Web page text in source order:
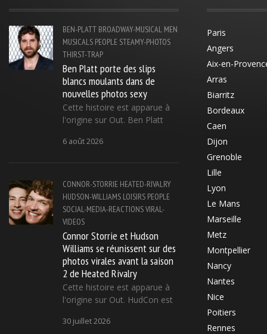
BEN-PLATT BROADWAY-MUSICAL MEN
MUSICALS PEOPLE STEAMY-PHOTOS
THIRST-TRAP
Ben Platt porte des slips
blancs moulants dans de
nouvelles photos sexy
Cette histoire est apparue à
l'origine sur Out. Ben Platt
6 août 2026
CONNOR-STORRIE HEATED-RIVALRY
HUDSON-WILLIAMS LOISIRS PEOPLE
SOCIAL-MEDIA-REACTIONSVIRAL-
VIDEOS
Connor Storrie et Hudson
Williams se réunissent sur des
photos virales avant la saison
2 de Heated Rivalry
Cette histoire est apparue à
l'origine sur Out. HudCon est
30 juillet 2026
Paris
Angers
Aix-en-
Arras
Biarritz
Bordeaux
Caen
Dijon
Grenoble
Lille
Lyon
Le Mans
Marseille
Metz
Montpellier
Nancy
Nantes
Nice
Poitiers
Rennes